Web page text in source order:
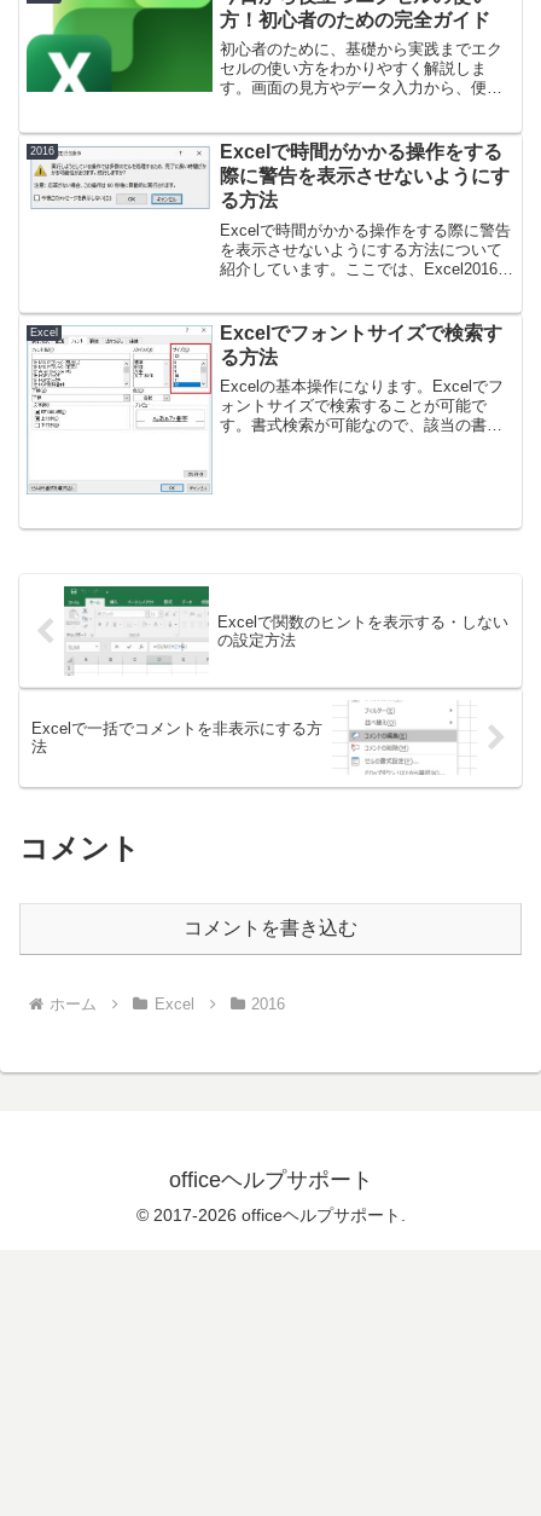
方！初心者のための完全ガイド
初心者のために、基礎から実践までエク
セルの使い方をわかりやすく解説しま
す。画面の見方やデータ入力から、便利
ぐに役立つエクセルの使い方をマスター
して、面倒なデータ整理や日々の業務を
劇的に効率化しましょう。
2016
Excelで時間がかかる操作をする
際に警告を表示させないようにす
る方法
Excelで時間がかかる操作をする際に警告
を表示させないようにする方法について
紹介しています。ここでは、Excel2016を
す。Excelで時間がかかる操作をする際に
警...
Excel
Excelでフォントサイズで検索す
る方法
Excelの基本操作になります。Excelでフ
ォントサイズで検索することが可能で
す。書式検索が可能なので、該当の書式
Excelで関数のヒントを表示する・しない
の設定方法
Excelで一括でコメントを非表示にする方
法
コメント
コメントを書き込む
ホーム Excel 2016
officeヘルプサポート
© 2017-2026 officeヘルプサポート.